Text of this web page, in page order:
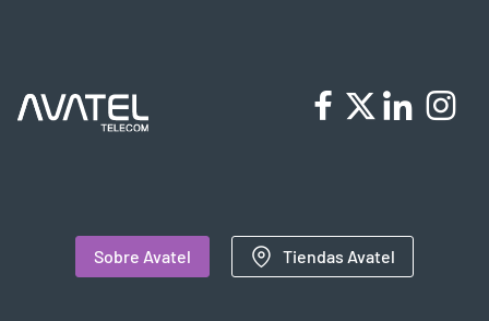
Sobre Avatel Tiendas Avatel